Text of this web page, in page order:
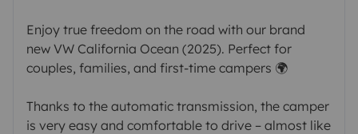
Enjoy true freedom on the road with our brand
new VW California Ocean (2025). Perfect for
couples, families, and first-time campers 🌍
Thanks to the automatic transmission, the camper
is very easy and comfortable to drive – almost like